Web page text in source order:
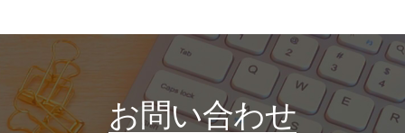
お問い合わせ